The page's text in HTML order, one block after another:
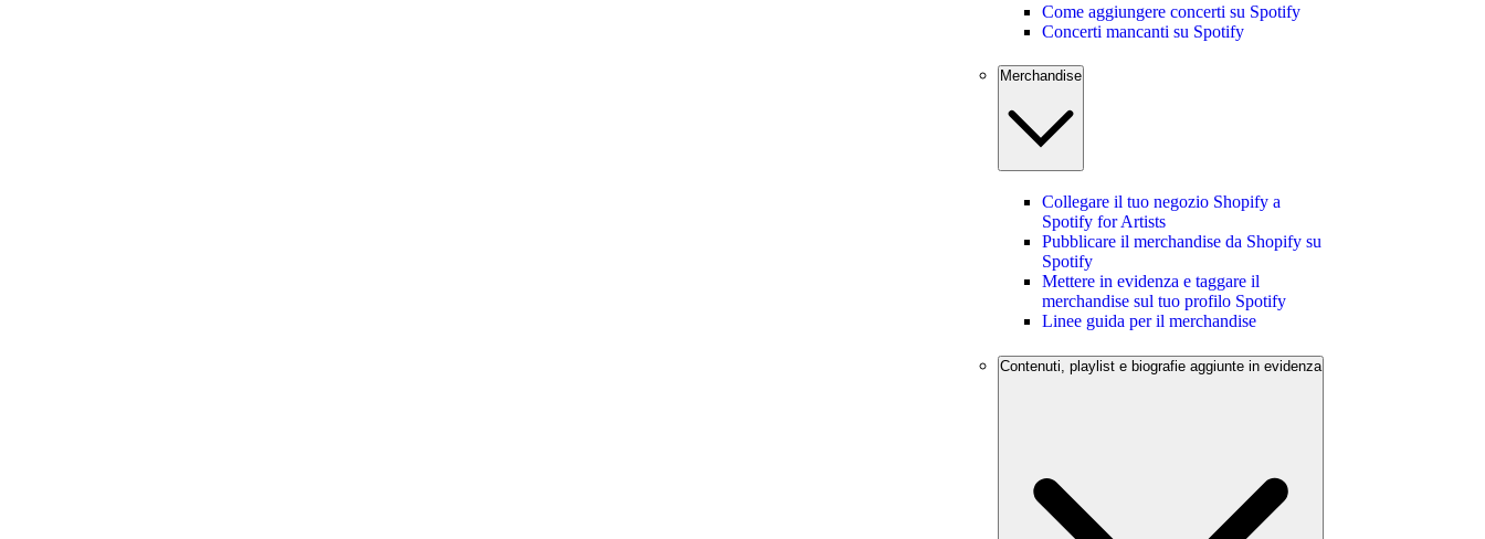
Come aggiungere concerti su Spotify
Concerti mancanti su Spotify
Merchandise
Collegare il tuo negozio Shopify a
Spotify for Artists
Pubblicare il merchandise da Shopify su
Spotify
Mettere in evidenza e taggare il
merchandise sul tuo profilo Spotify
Linee guida per il merchandise
Contenuti, playlist e biografie aggiunte in evidenza